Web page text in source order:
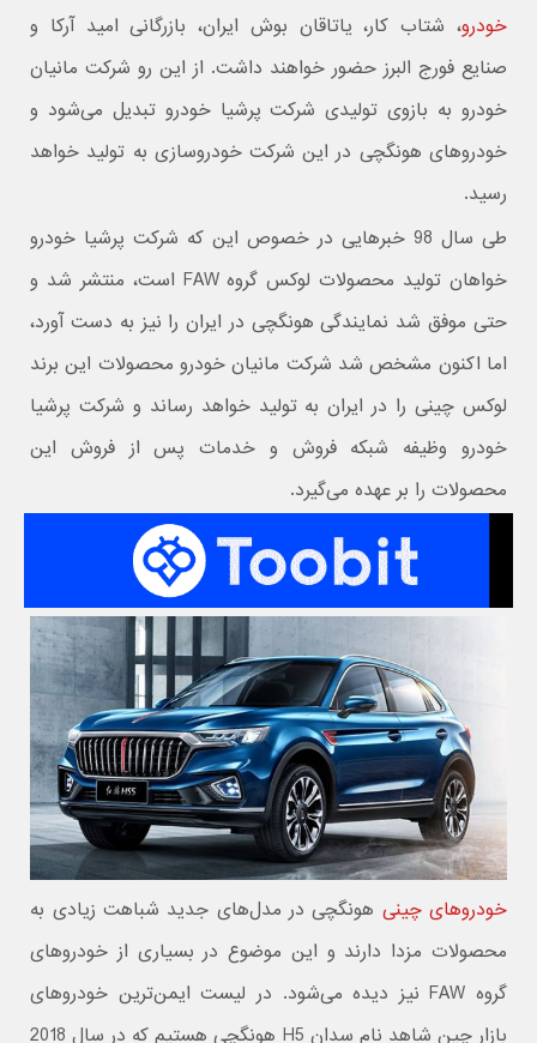
خودرو، شتاب کار، یاتاقان بوش ایران، بازرگانی امید آرکا و
صنایع فورج البرز حضور خواهند داشت. از این رو شرکت مانیان
خودرو به بازوی تولیدی شرکت پرشیا خودرو تبدیل می‌شود و
خودروهای هونگچی در این شرکت خودروسازی به تولید خواهد
رسید.
طی سال 98 خبرهایی در خصوص این که شرکت پرشیا خودرو
خواهان تولید محصولات لوکس گروه FAW است، منتشر شد و
حتی موفق شد نمایندگی هونگچی در ایران را نیز به دست آورد،
اما اکنون مشخص شد شرکت مانیان خودرو محصولات این برند
لوکس چینی را در ایران به تولید خواهد رساند و شرکت پرشیا
خودرو وظیفه شبکه فروش و خدمات پس از فروش این
محصولات را بر عهده می‌گیرد.
خودروهای چینی هونگچی در مدل‌های جدید شباهت زیادی به
محصولات مزدا دارند و این موضوع در بسیاری از خودروهای
گروه FAW نیز دیده می‌شود. در لیست ایمن‌ترین خودروهای
بازار چین شاهد نام سدان H5 هونگچی هستیم که در سال 2018